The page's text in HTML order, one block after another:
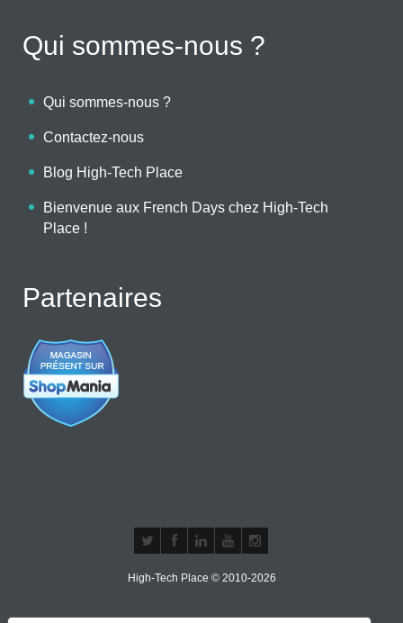
Qui sommes-nous ?
Qui sommes-nous ?
Contactez-nous
Blog High-Tech Place
Bienvenue aux French Days chez High-Tech
Place !
Partenaires
High-Tech Place © 2010-2026